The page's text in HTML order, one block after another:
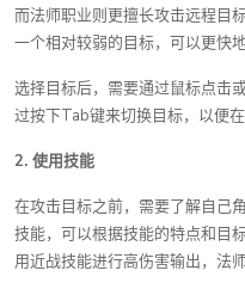
而法师职业则更擅长攻击远程目
一个相对较弱的目标，可以更快
选择目标后，需要通过鼠标点击
过按下Tab键来切换目标，以便
2. 使用技能
在攻击目标之前，需要了解自己
技能，可以根据技能的特点和目
用近战技能进行高伤害输出，法